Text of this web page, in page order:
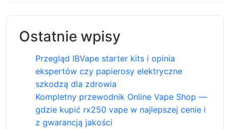
Ostatnie wpisy
Przegląd IBVape starter kits i opinia
ekspertów czy papierosy elektryczne
szkodzą dla zdrowia
Kompletny przewodnik Online Vape Shop —
gdzie kupić rx250 vape w najlepszej cenie i
z gwarancją jakości